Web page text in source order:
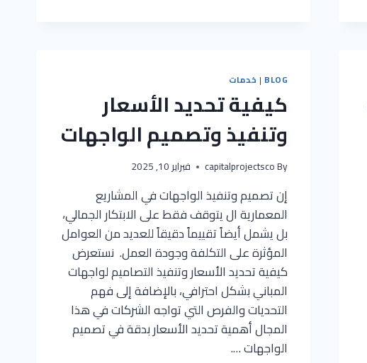
BLOG
| خدمات
كيفية تحديد الأسعار
وتنفيذ وتصميم الواجهات
By
capitalprojectsco فبراير 10, 2025
إن تصميم وتنفيذ الواجهات في المشاريع
المعمارية ال يتوقف فقط على الابتكار الجمالي،
بل يشمل أيضاً تقييماً دقيقاً للعديد من العوامل
المؤثرة على التكلفة وجودة العمل. نستعرض
كيفية تحديد الأسعار وتنفيذ التصاميم لواجهات
المباني بشكل احترافي، بالإضافة إلى فهم
التحديات والفرص التي تواجه الشركات في هذا
المجال أهمية تحديد الأسعار بدقة في تصميم
الواجهات ….